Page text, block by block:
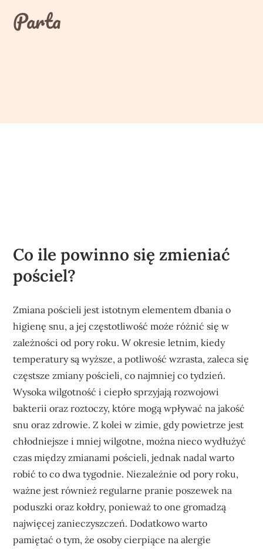
contentParta
Co ile powinno się zmieniać
pościel?
Zmiana pościeli jest istotnym elementem dbania o
higienę snu, a jej częstotliwość może różnić się w
zależności od pory roku. W okresie letnim, kiedy
temperatury są wyższe, a potliwość wzrasta, zaleca się
częstsze zmiany pościeli, co najmniej co tydzień.
Wysoka wilgotność i ciepło sprzyjają rozwojowi
bakterii oraz roztoczy, które mogą wpływać na jakość
snu oraz zdrowie. Z kolei w zimie, gdy powietrze jest
chłodniejsze i mniej wilgotne, można nieco wydłużyć
czas między zmianami pościeli, jednak nadal warto
robić to co dwa tygodnie. Niezależnie od pory roku,
ważne jest również regularne pranie poszewek na
poduszki oraz kołdry, ponieważ to one gromadzą
najwięcej zanieczyszczeń. Dodatkowo warto
pamiętać o tym, że osoby cierpiące na alergie